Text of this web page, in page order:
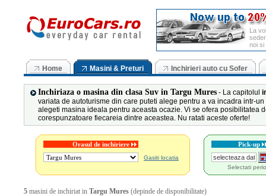
La
noi si
Home Masini & Preturi Inchirieri auto cu Sofer
Inchiriaza o masina din clasa Suv in Targu Mures - La capitolul
variata de autoturisme din care puteti alege pentru a va incadra intr-
alegeti masina ideala pentru aceasta ocazie. Vi se ofera posibilitatea
corespunzatoare fiecareia dintre aceastea. Nu ratati aceste oferte!
Orasul de inchiriere
Gasiti locatia
Pick-up
Selectati
5 masini de inchiriat in Targu Mures (depinde de disponibilitate)